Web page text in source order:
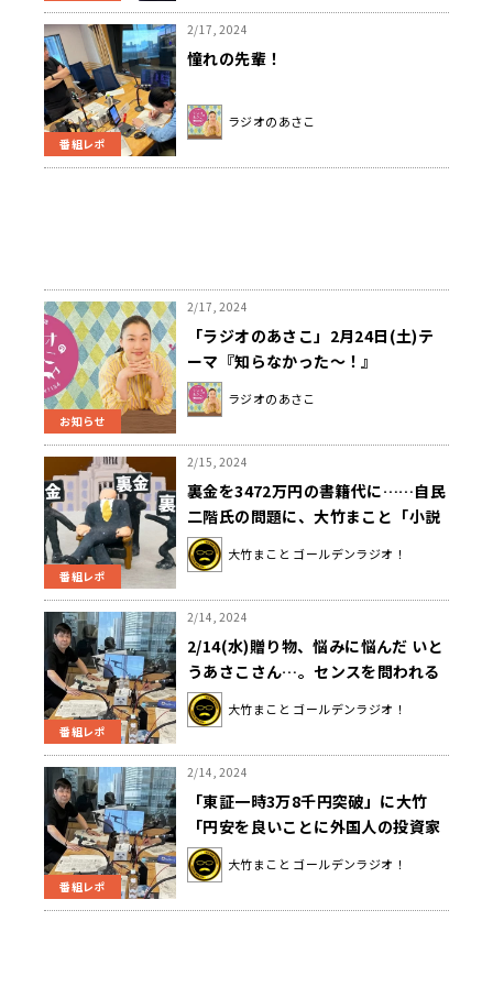
番組レポ
2/17, 2024
憧れの先輩！
ラジオのあさこ
お知らせ
2/17, 2024
「ラジオのあさこ」2月24日(土)テ
ーマ『知らなかった～！』
ラジオのあさこ
番組レポ
2/15, 2024
裏金を3472万円の書籍代に……自民
二階氏の問題に、大竹まこと「小説
家が自分の本を買うかよ」
大竹まこと ゴールデンラジオ！
番組レポ
2/14, 2024
2/14(水)贈り物、悩みに悩んだ いと
うあさこさん…。センスを問われる
のがつらい壇蜜さん、贈り物は必ず
○○！！
大竹まこと ゴールデンラジオ！
番組レポ
2/14, 2024
「東証一時3万8千円突破」に大竹
「円安を良いことに外国人の投資家
が株を買ってる」
大竹まこと ゴールデンラジオ！